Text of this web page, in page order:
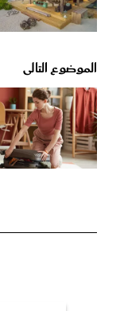
الموضوع التالى